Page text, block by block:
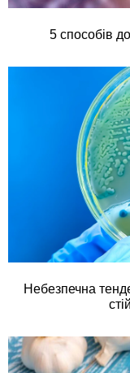
5 способів
Небезпечна